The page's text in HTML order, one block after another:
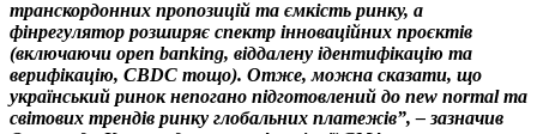
транскордонних пропозицій та ємкість ринку, а
фінрегулятор розширяє спектр інноваційних проєктів
(включаючи open banking, віддалену ідентифікацію та
верифікацію, CBDC тощо). Отже, можна сказати, що
український ринок непогано підготовлений до new normal та
світових трендів ринку глобальних платежів”, – зазначив